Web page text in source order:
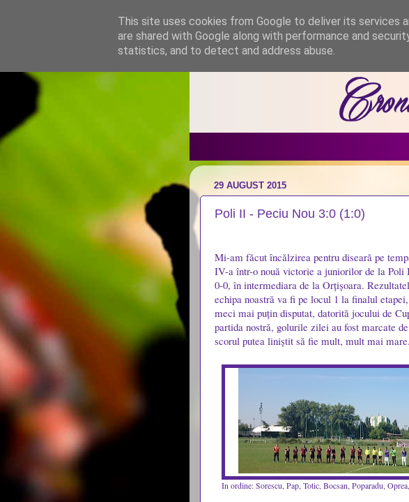
29 AUGUST 2015
Poli II - Peciu Nou 3:0 (1:0)
Mi-am făcut încălzirea pentru diseară pe
IV-a într-o nouă victorie a juniorilor de la Poli
0-0, în intermediara de la Orțișoara.
echipa noastră va fi pe locul 1 la finalul
meci mai puțin disputat, datorită jocului de
partida nostră, golurile zilei au fost marcate
scorul putea liniștit să fie mult, mult mai mare.
In ordine: Sorescu, Pap, Totic, Bocsan, Poparadu,
This site uses cookies from Google to deliver its services
are shared with Google along with performance and
statistics, and to detect and address abuse.